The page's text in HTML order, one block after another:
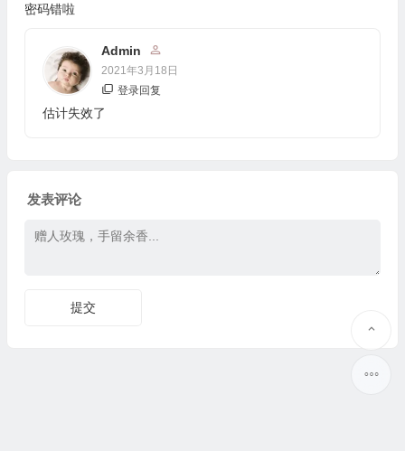
密码错啦
Admin
2021年3月18日
登录回复
估计失效了
发表评论